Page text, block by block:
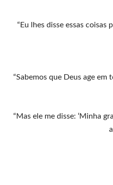
“Eu lhes disse essas
“Sabemos que Deus age
“Mas ele me disse: ‘Minha